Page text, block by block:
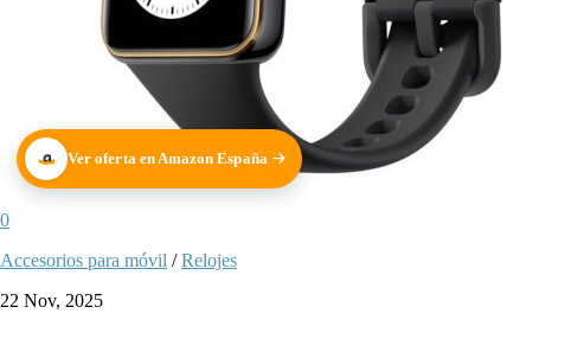
Ver oferta en Amazon España
0
Accesorios para móvil /Relojes
22 Nov, 2025